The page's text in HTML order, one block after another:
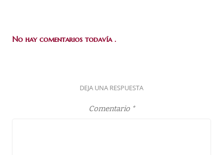
No hay comentarios todavía .
DEJA UNA RESPUESTA
Comentario *